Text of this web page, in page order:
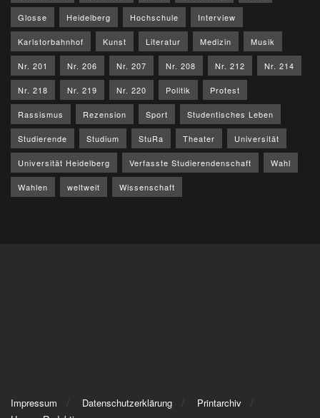
Glosse Heidelberg Hochschule Interview
Karlstorbahnhof Kunst Literatur Medizin Musik
Nr. 201 Nr. 206 Nr. 207 Nr. 208 Nr. 212 Nr. 214
Nr. 218 Nr. 219 Nr. 220 Politik Protest
Rassismus Rezension Sport Studentisches Leben
Studierende Studium StuRa Theater Universität
Universität Heidelberg Verfasste Studierendenschaft Wahl
Wahlen weltweit Wissenschaft
Impressum Datenschutzerklärung
Printarchiv